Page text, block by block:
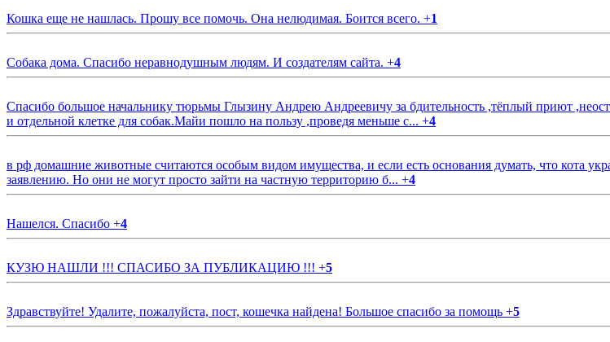
Кошка еще не нашлась. Прошу все помочь. Она нелюдимая. Боится всего. +1
Собака дома. Спасибо неравнодушным людям. И создателям сайта. +4
Спасибо большое начальнику тюрьмы Глызину Андрею Андреевичу за бдительность ,тёплый приют
и отдельной клетке для собак.Майи пошло на пользу ,проведя меньше с... +4
в рф домашние животные считаются особым видом имущества, и если есть основания думать, что кота
заявлению. Но они не могут просто зайти на частную территорию б... +4
Нашелся. Спасибо +4
КУЗЮ НАШЛИ !!! СПАСИБО ЗА ПУБЛИКАЦИЮ !!! +5
Здравствуйте! Удалите, пожалуйста, пост, кошечка найдена! Большое спасибо за помощь +5